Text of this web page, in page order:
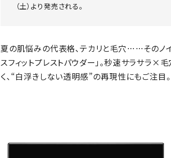
（土）より発売される。
夏の肌悩みの代表格、テカリと毛穴……そのノ
スフィットプレストパウダー」。秒速サラサラ
く、“白浮きしない透明感”の再現性にもご注目。